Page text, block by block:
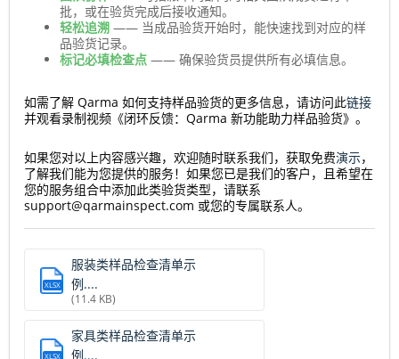
批，或在验货完成后接收通知。
轻松追溯 —— 当成品验货开始时，能快速找到对应的样
品验货记录。
标记必填检查点 —— 确保验货员提供所有必填信息。
如需了解 Qarma 如何支持样品验货的更多信息，请访问此链接
并观看录制视频《闭环反馈：Qarma 新功能助力样品验货》。
如果您对以上内容感兴趣，欢迎随时联系我们，获取免费演示，
了解我们能为您提供的服务！如果您已是我们的客户，且希望在
您的服务组合中添加此类验货类型，请联系
support@qarmainspect.com 或您的专属联系人。
XLSX
服装类样品检查清单示
例....
(11.4 KB)
XLSX
家具类样品检查清单示
例....